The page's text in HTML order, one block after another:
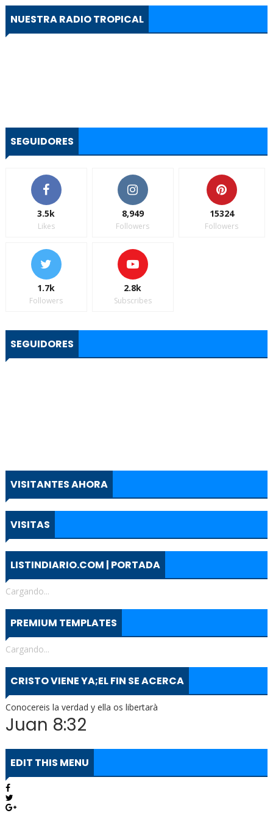
NUESTRA RADIO TROPICAL
SEGUIDORES
3.5k
Likes
8,949
Followers
15324
Followers
1.7k
Followers
2.8k
Subscribes
SEGUIDORES
VISITANTES AHORA
VISITAS
LISTINDIARIO.COM | PORTADA
Cargando...
PREMIUM TEMPLATES
Cargando...
CRISTO VIENE YA;EL FIN SE ACERCA
Conocereis la verdad y ella os libertarà
Juan 8:32
EDIT THIS MENU